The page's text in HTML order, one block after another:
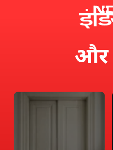
और